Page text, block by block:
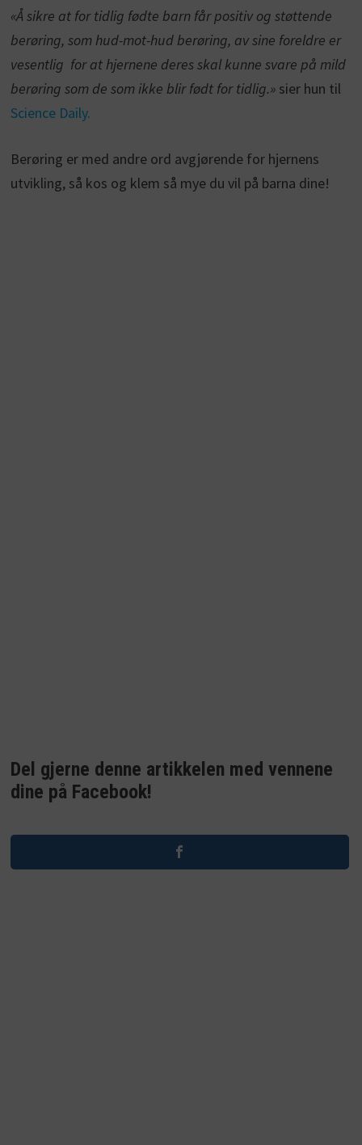
«Å sikre at for tidlig fødte barn får positiv og støttende
berøring, som hud-mot-hud berøring, av sine foreldre er
vesentlig for at hjernene deres skal kunne svare på mild
berøring som de som ikke blir født for tidlig.»sier hun til
Science Daily.
Berøring er med andre ord avgjørende for hjernens
utvikling, så kos og klem så mye du vil på barna dine!
Del gjerne denne artikkelen med vennene
dine på Facebook!